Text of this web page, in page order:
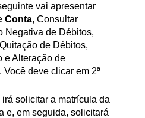
vai apresentar
Conta, Consultar
Negativa de Débitos,
de Débitos,
e Alteração de
deve clicar em 2ª
solicitar a matrícula da
e, em seguida, solicitará